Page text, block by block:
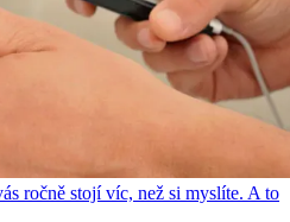
ročně stojí víc, než si myslíte. A to